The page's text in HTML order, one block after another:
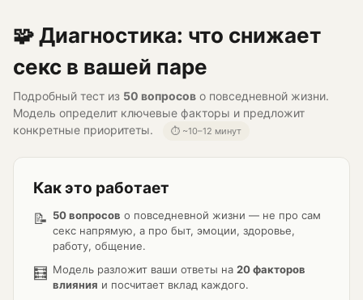
🧩 Диагностика: что снижает
секс в вашей паре
Подробный тест из 50 вопросов о повседневной жизни.
Модель определит ключевые факторы и предложит
конкретные приоритеты.
⏱ ~10–12 минут
Как это работает
📝 50 вопросов о повседневной жизни — не про сам
секс напрямую, а про быт, эмоции, здоровье,
работу, общение.
🧮 Модель разложит ваши ответы на 20 факторов
влияния и посчитает вклад каждого.